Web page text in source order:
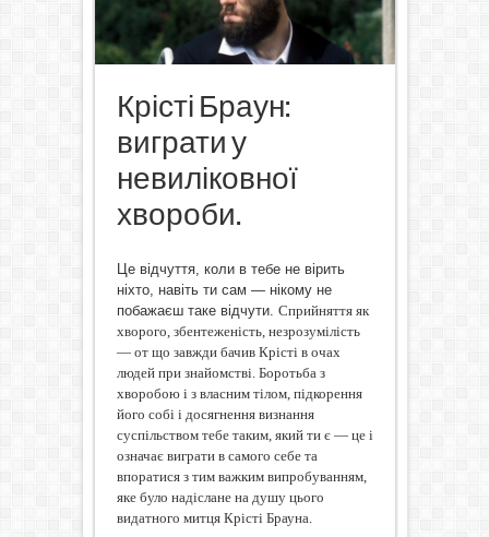
Крісті Браун:
виграти у
невиліковної
хвороби.
Це відчуття, коли в тебе не вірить
ніхто, навіть ти сам — нікому не
побажаєш таке відчути. Сприйняття як
хворого, збентеженість, незрозумілість
— от що завжди бачив Крісті в очах
людей при знайомстві. Боротьба з
хворобою і з власним тілом, підкорення
його собі і досягнення визнання
суспільством тебе таким, який ти є — це і
означає виграти в самого себе та
впоратися з тим важким випробуванням,
яке було надіслане на душу цього
видатного митця Крісті Брауна.